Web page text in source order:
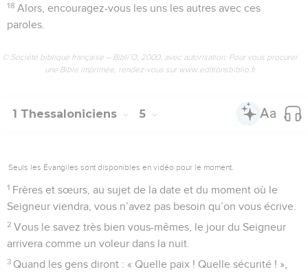
18 Alors, encouragez-vous les uns les autres avec ces
paroles.
© Société biblique française – Bibli’O, 2000, avec autorisation. Pour vous procurer
une Bible imprimée, rendez-vous sur www.editionsbiblio.fr
1 Thessaloniciens 5
Seuls les Évangiles sont disponibles en vidéo pour le moment.
1 Frères et sœurs, au sujet de la date et du moment où le
Seigneur viendra, vous n’avez pas besoin qu’on vous écrive.
2 Vous le savez très bien vous-mêmes, le jour du Seigneur
arrivera comme un voleur dans la nuit.
3 Quand les gens diront : « Quelle paix ! Quelle sécurité ! »,